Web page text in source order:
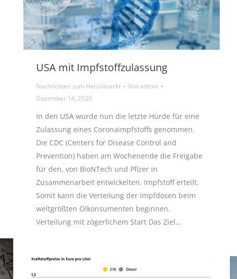
USA mit Impfstoffzulassung
Nachrichten zum Heizölmarkt Vonadmin
Dezember 14, 2020
In den USA wurde nun die letzte Hürde für eine
Zulassung eines Coronaimpfstoffs genommen.
Die CDC (Centers for Disease Control and
Prevention) haben am Wochenende die Freigabe
für den, von BioNTech und Pfizer in
Zusammenarbeit entwickelten, Impfstoff erteilt.
Somit kann die Verteilung der Impfdosen beim
weltgrößten Ölkonsumenten beginnen.
Verteilung mit zögerlichem Start Das Ziel…